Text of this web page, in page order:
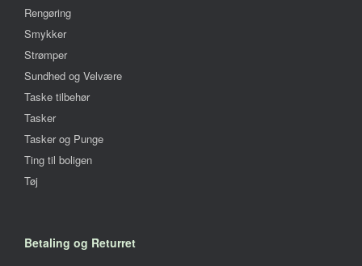
Rengøring
Smykker
Strømper
Sundhed og Velvære
Taske tilbehør
Tasker
Tasker og Punge
Ting til boligen
Tøj
Betaling og Returret